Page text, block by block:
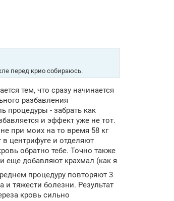
перед крио собираюсь.
тем, что сразу начинается
разбавления
процедуры - забрать как
и эффект уже не тот.
при моих на то время 58 кг
центрифуге и отделяют
обратно тебе. Точно также
еще добавляют крахмал (как я
процедуру повторяют 3
и тяжести болезни. Результат
кровь сильно